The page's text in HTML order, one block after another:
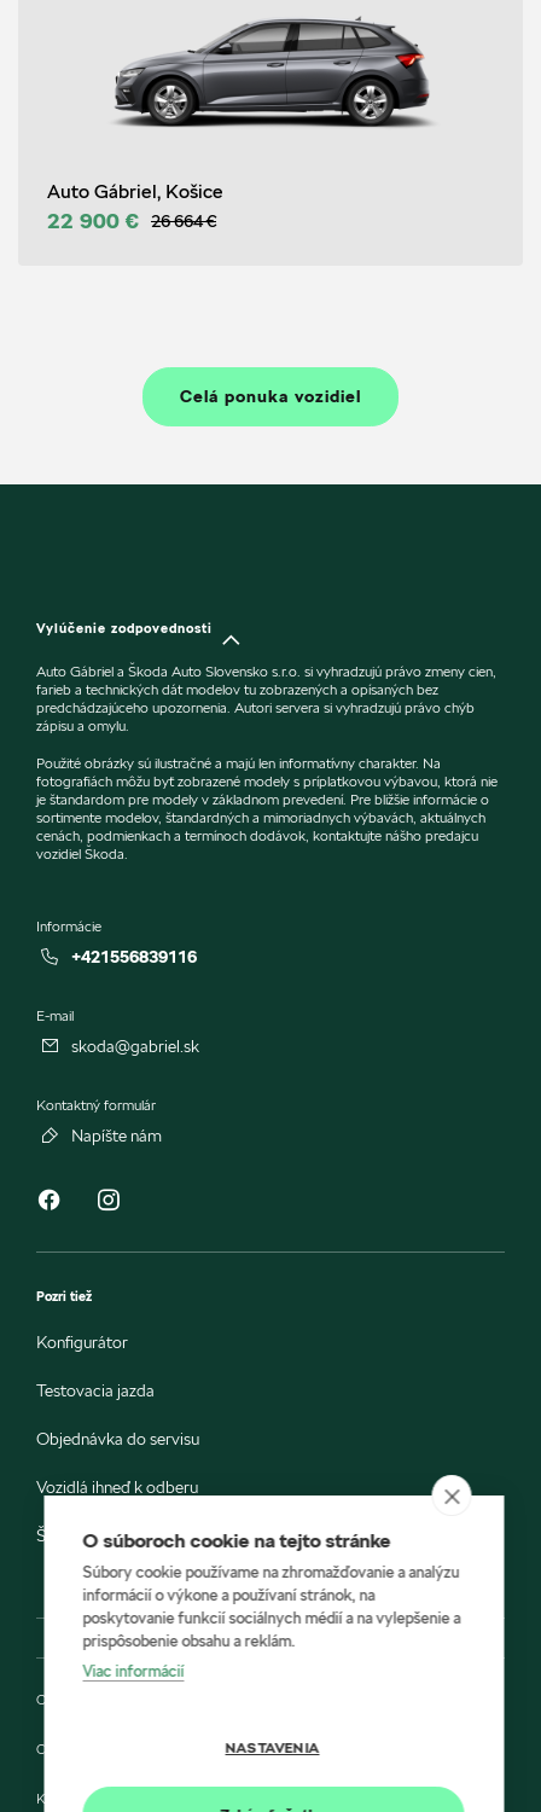
Auto Gábriel, Košice
22 900 € 26 664 €
Celá ponuka vozidiel
Vylúčenie zodpovednosti
Auto Gábriel a Škoda Auto Slovensko s.r.o. si vyhradzujú právo zmeny cien,
farieb a technických dát modelov tu zobrazených a opísaných bez
predchádzajúceho upozornenia. Autori servera si vyhradzujú právo chýb
zápisu a omylu.
Použité obrázky sú ilustračné a majú len informatívny charakter. Na
fotografiách môžu byť zobrazené modely s príplatkovou výbavou, ktorá nie
je štandardom pre modely v základnom prevedení. Pre bližšie informácie o
sortimente modelov, štandardných a mimoriadnych výbavách, aktuálnych
cenách, podmienkach a termínoch dodávok, kontaktujte nášho predajcu
vozidiel Škoda.
Informácie
+421556839116
E-mail
skoda@gabriel.sk
Kontaktný formulár
Napíšte nám
Pozri tiež
Konfigurátor
Testovacia jazda
Objednávka do servisu
Vozidlá ihneď k odberu
Škoda E-shop
Ochrana osobných údajov
Cookies
Kontakt
O súboroch cookie na tejto stránke
Súbory cookie používame na zhromažďovanie a analýzu
informácií o výkone a používaní stránok, na
poskytovanie funkcií sociálnych médií a na vylepšenie a
prispôsobenie obsahu a reklám.
Viac informácií
NASTAVENIA